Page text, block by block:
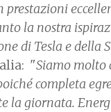
prestazioni
la nostra
di Tesla e della
"Siamo molto
completa
la giornata.